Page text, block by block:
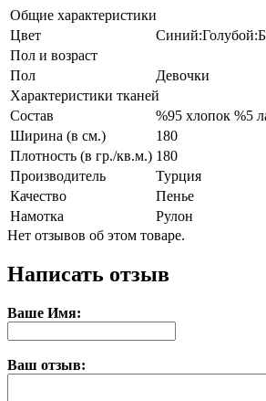
Общие характеристики
Цвет
Пол и возраст
Пол
Девочки
Характеристики тканей
Состав
%95 хлопок %5
Ширина (в см.)
180
Плотность (в гр./кв.м.) 180
Производитель
Турция
Качество
Пенье
Намотка
Рулон
Нет отзывов об этом товаре.
Написать отзыв
Ваше Имя:
Ваш отзыв: